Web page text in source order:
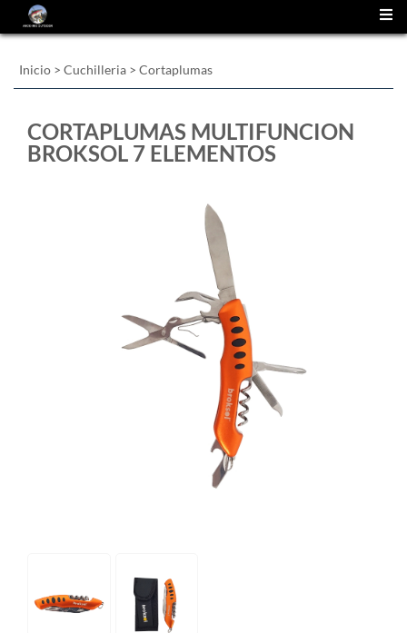
Inicio > Cuchilleria > Cortaplumas
CORTAPLUMAS MULTIFUNCION
BROKSOL 7 ELEMENTOS